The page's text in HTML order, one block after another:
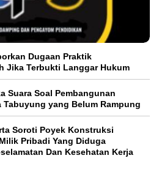
Dugaan Praktik
Jika Terbukti Langgar Hukum
Suara Soal Pembangunan
Tabuyung yang Belum Rampung
Soroti Poyek Konstruksi
Pribadi Yang Diduga
Dan Kesehatan Kerja